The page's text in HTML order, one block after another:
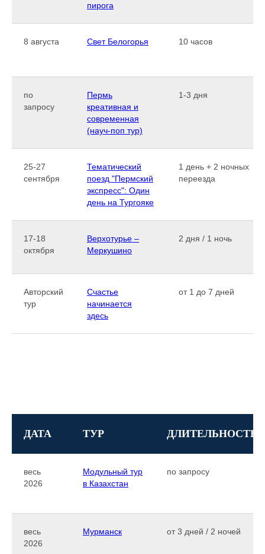
пирога
8 августа Свет Белогорья 10 часов
по
запросу
Пермь
креативная и
современная
(науч-поп тур)
1-3 дня
25-27
сентября
Тематический
поезд "Пермский
экспресс": Один
день на Тургояке
1 день + 2 ночных
переезда
17-18
октября
Верхотурье –
Меркушино
2 дня / 1 ночь
Авторский
тур
Счастье
начинается
здесь
от 1 до 7 дней
ДАТА ТУР ДЛИТЕЛЬНОСТЬ
весь
2026
Модульный тур
в Казахстан
по запросу
весь
2026
Мурманск от 3 дней / 2 ночей